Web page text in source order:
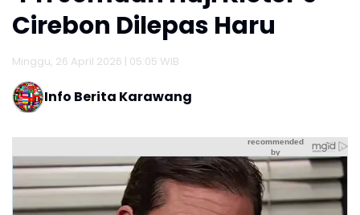
Cirebon Dilepas Haru
Minggu, 26 April 2026 | 05:05 WIB
Info Berita Karawang